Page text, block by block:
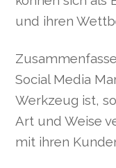
und ihren
Social Media
Werkzeug ist,
Art und Weise
mit ihren